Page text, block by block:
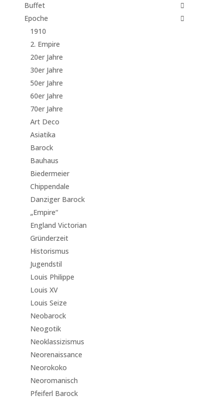
Buffet
Epoche
1910
2. Empire
20er Jahre
30er Jahre
50er Jahre
60er Jahre
70er Jahre
Art Deco
Asiatika
Barock
Bauhaus
Biedermeier
Chippendale
Danziger Barock
„Empire“
England Victorian
Gründerzeit
Historismus
Jugendstil
Louis Philippe
Louis XV
Louis Seize
Neobarock
Neogotik
Neoklassizismus
Neorenaissance
Neorokoko
Neoromanisch
Pfeiferl Barock